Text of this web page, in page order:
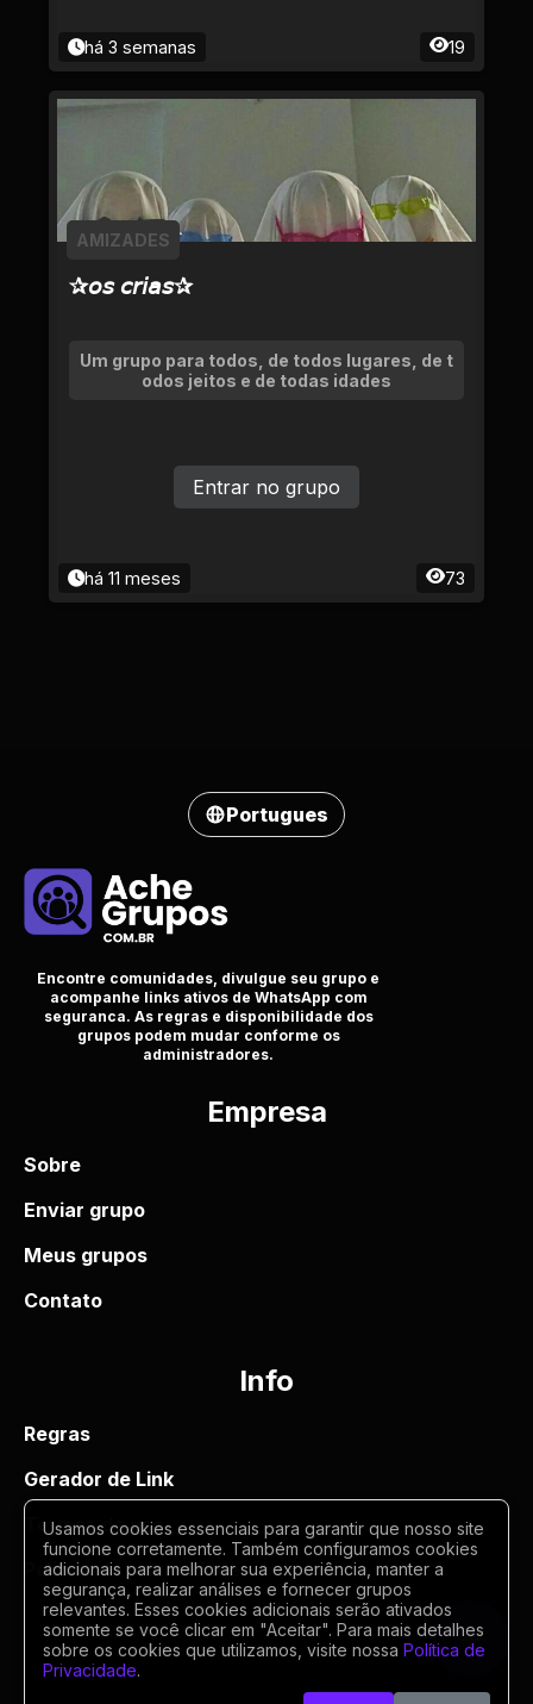
há 3 semanas 19
✰𝘰𝘴 𝘤𝘳𝘪𝘢𝘴✰
AMIZADES
Um grupo para todos, de todos lugares, de t
odos jeitos e de todas idades
há 11 meses 73
Entrar no grupo
Portugues
Encontre comunidades, divulgue seu grupo e
acompanhe links ativos de WhatsApp com
seguranca. As regras e disponibilidade dos
grupos podem mudar conforme os
administradores.
Empresa
Sobre
Enviar grupo
Meus grupos
Contato
Info
Regras
Gerador de Link
Termos de uso
Politica de privacidade
Usamos cookies essenciais para garantir que nosso site
funcione corretamente. Também configuramos cookies
adicionais para melhorar sua experiência, manter a
segurança, realizar análises e fornecer grupos
relevantes. Esses cookies adicionais serão ativados
somente se você clicar em "Aceitar". Para mais detalhes
sobre os cookies que utilizamos, visite nossa Política de
Privacidade.